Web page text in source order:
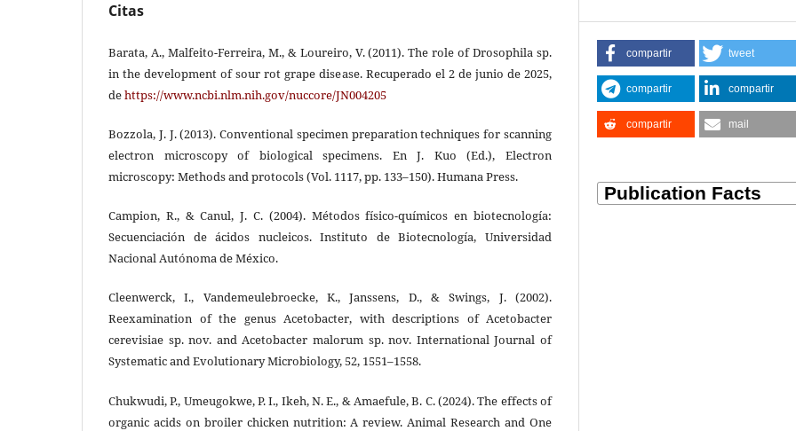
Citas
Barata, A., Malfeito-Ferreira, M., & Loureiro, V. (2011). The role of Drosophila sp.
in the development of sour rot grape disease. Recuperado el 2 de junio de 2025,
dehttps://www.ncbi.nlm.nih.gov/nuccore/JN004205
Bozzola, J. J. (2013). Conventional specimen preparation techniques for scanning
electron microscopy of biological specimens. En J. Kuo (Ed.), Electron
microscopy: Methods and protocols (Vol. 1117, pp. 133–150). Humana Press.
Campion, R., & Canul, J. C. (2004). Métodos físico-químicos en biotecnología:
Secuenciación de ácidos nucleicos. Instituto de Biotecnología, Universidad
Nacional Autónoma de México.
Cleenwerck, I., Vandemeulebroecke, K., Janssens, D., & Swings, J. (2002).
Reexamination of the genus Acetobacter, with descriptions of Acetobacter
cerevisiae sp. nov. and Acetobacter malorum sp. nov. International Journal of
Systematic and Evolutionary Microbiology, 52, 1551–1558.
Chukwudi, P., Umeugokwe, P. I., Ikeh, N. E., & Amaefule, B. C. (2024). The effects of
organic acids on broiler chicken nutrition: A review. Animal Research and One
compartir tweet
compartir compartir
compartir mail